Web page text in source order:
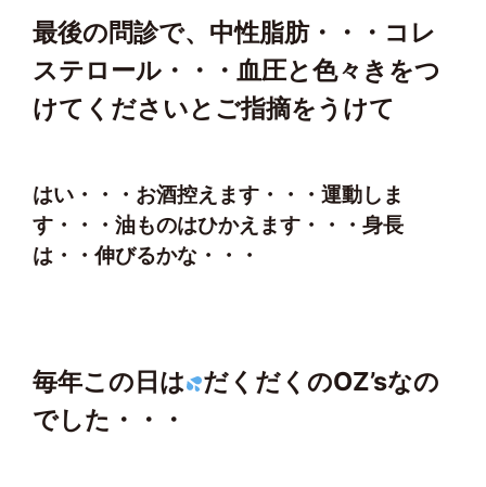
最後の問診で、中性脂肪・・・コレ
ステロール・・・血圧と色々きをつ
けてくださいとご指摘をうけて
はい・・・お酒控えます・・・運動しま
す・・・油ものはひかえます・・・身長
は・・伸びるかな・・・
毎年この日は
だくだくのOZ’sなの
でした・・・